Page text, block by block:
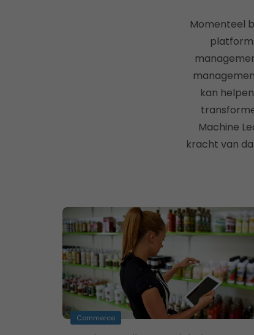
Momenteel
kan
Machine
kracht van
Commerce